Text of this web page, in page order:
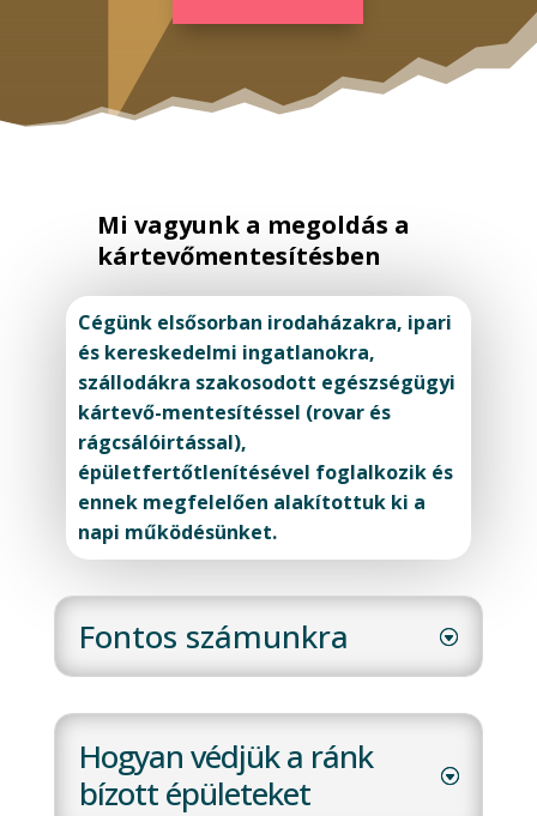
Mi vagyunk a megoldás a
kártevőmentesítésben
Cégünk elsősorban irodaházakra, ipari
és kereskedelmi ingatlanokra,
szállodákra szakosodott egészségügyi
kártevő-mentesítéssel (rovar és
rágcsálóirtással),
épületfertőtlenítésével foglalkozik és
ennek megfelelően alakítottuk ki a
napi működésünket.
Fontos számunkra
Hogyan védjük a ránk
bízott épületeket